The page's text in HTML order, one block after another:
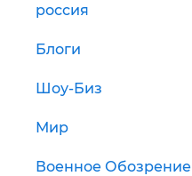
россия
Блоги
Шоу-Биз
Мир
Военное Обозрение